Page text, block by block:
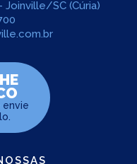
Joinville/SC (Cúria)
envie